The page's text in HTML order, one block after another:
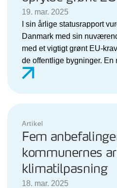
19. mar. 2025
I sin årlige statusrapport
Danmark med sin
med et vigtigt grønt EU-
de offentlige bygninger.
Artikel
Fem
kommunernes
klimatilpasning
18. mar. 2025